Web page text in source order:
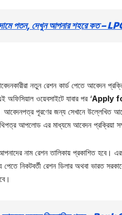
দামে পতন, দেখুন আপনার শহরে
নতুন রেশন কার্ড পেতে আবেদন
অফিসিয়াল ওয়েবসাইটে যাবার পর ‘Apply
পূরণের জন্য সেখানে উল্লেখিত
আপলোড এর মাধ্যমে আবেদন প্রক্রিয়া
নাম রেশন তালিকায় প্রকাশিত হবে।
নিকটবর্তী রেশন ডিলার অথবা ভারত